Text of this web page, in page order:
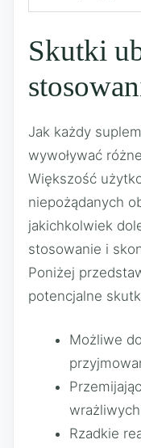
Skutki
Jak każdy
wywoływać
Większość
niepożądanych
jakichkolwiek
stosowanie i
Poniżej
potencjalne
Możliwe
wrażliwych
Rzadkie